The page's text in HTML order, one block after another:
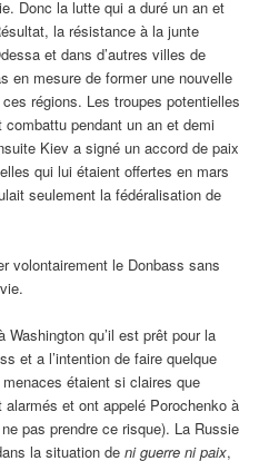
Donc la lutte qui a duré un an et
la résistance à la junte
et dans d’autres villes de
en mesure de former une nouvelle
régions. Les troupes potentielles
combattu pendant un an et demi
Kiev a signé un accord de paix
qui lui étaient offertes en mars
seulement la fédéralisation de
volontairement le Donbass sans
qu’il est prêt pour la
et a l’intention de faire quelque
étaient si claires que
alarmés et ont appelé Porochenko à
pas prendre ce risque). La Russie
la situation deni guerre ni paix,